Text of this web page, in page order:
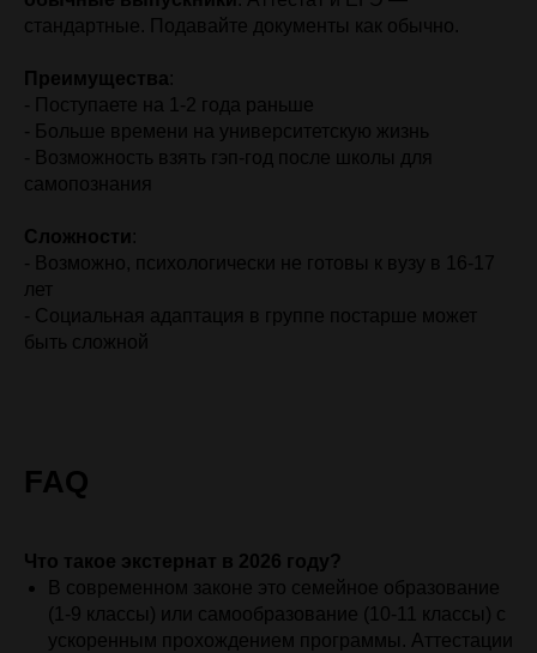
стандартные. Подавайте документы как обычно.
Преимущества:
- Поступаете на 1-2 года раньше
- Больше времени на университетскую жизнь
- Возможность взять гэп-год после школы для
самопознания
Сложности :
- Возможно, психологически не готовы к вузу в 16-17
лет
- Социальная адаптация в группе постарше может
быть сложной
FAQ
Что такое экстернат в 2026 году?
В современном законе это семейное образование
(1-9 классы) или самообразование (10-11 классы) с
ускоренным прохождением программы. Аттестации